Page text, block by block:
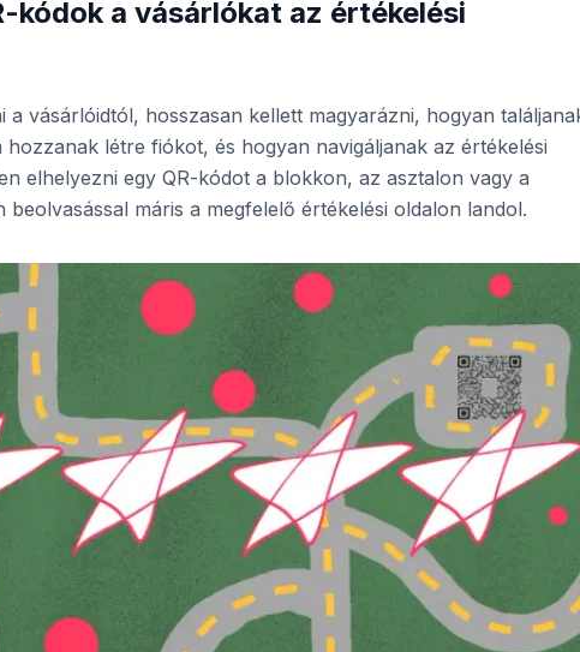
kódok a vásárlókat az értékelési
a vásárlóidtól, hosszasan kellett magyarázni, hogyan
létre fiókot, és hogyan navigáljanak az értékelési
elhelyezni egy QR-kódot a blokkon, az asztalon vagy a
máris a megfelelő értékelési oldalon landol.